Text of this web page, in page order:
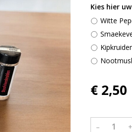
Kies hier
Witte
€ 2,50
– +